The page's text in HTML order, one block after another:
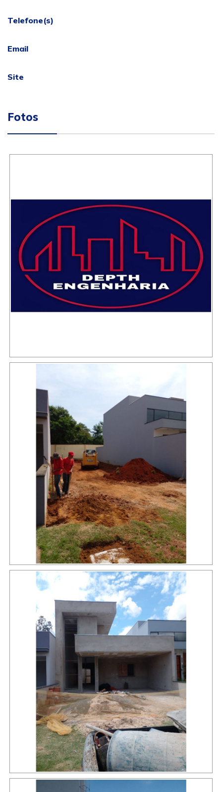
Telefone(s)
Email
Site
Fotos